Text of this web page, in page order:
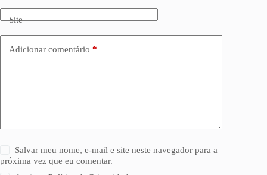
Site
Adicionar comentário *
Salvar meu nome, e-mail e site neste navegador para a
próxima vez que eu comentar.